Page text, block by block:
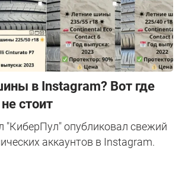
в Instagram? Вот где
стоит
"КиберПул" опубликовал свежий
аккаунтов в Instagram.